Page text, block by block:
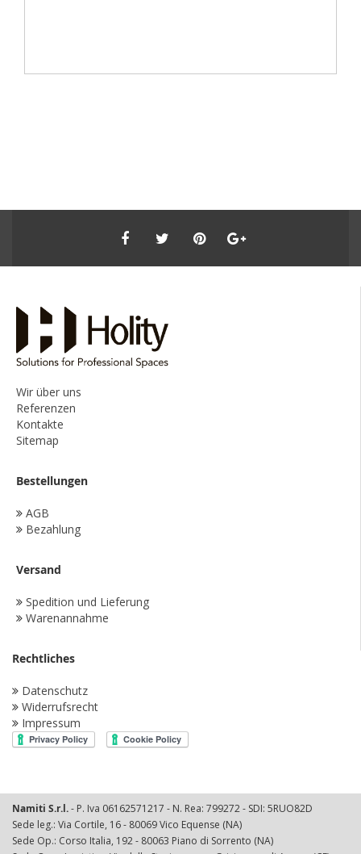
Wir über uns
Referenzen
Kontakte
Sitemap
Bestellungen
AGB
Bezahlung
Versand
Spedition und Lieferung
Warenannahme
Rechtliches
Datenschutz
Widerrufsrecht
Impressum
Namiti S.r.l.- P. Iva 06162571217 - N. Rea: 799272 - SDI: 5RUO82D
Sede leg.: Via Cortile, 16 - 80069 Vico Equense (NA)
Sede Op.: Corso Italia, 192 - 80063 Piano di Sorrento (NA)